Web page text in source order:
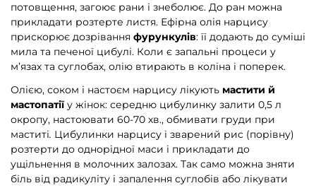
потовщення, загоює рани і знеболює. До ран можна
прикладати розтерте листя. Ефірна олія нарцису
прискорює дозрівання фурункулів: її додають до суміші
мила та печеної цибулі. Коли є запальні процеси у
м’язах та суглобах, олію втирають в коліна і поперек.
Олією, соком і настоєм нарцису лікують мастити й
мастопатіїу жінок: середню цибулинку залити 0,5 л
окропу, настоювати 60-70 хв., обмивати груди при
маститі. Цибулинки нарцису і зварений рис (порівну)
розтерти до однорідної маси і прикладати до
ущільнення в молочних залозах. Так само можна зняти
біль від радикуліту і запалення суглобів або лікувати